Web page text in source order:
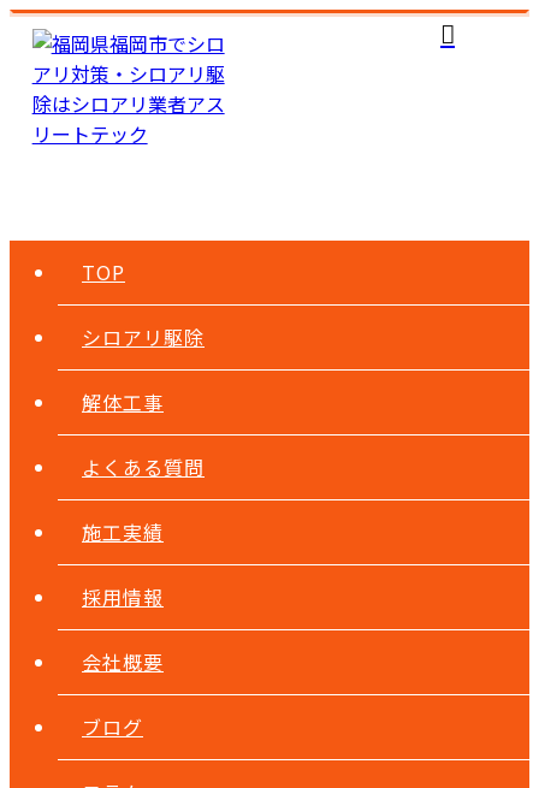
TOP
シロアリ駆除
解体工事
よくある質問
施工実績
採用情報
会社概要
ブログ